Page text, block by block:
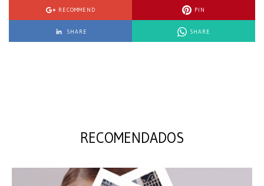
RECOMMEND PIN
SHARE SHARE
RECOMENDADOS